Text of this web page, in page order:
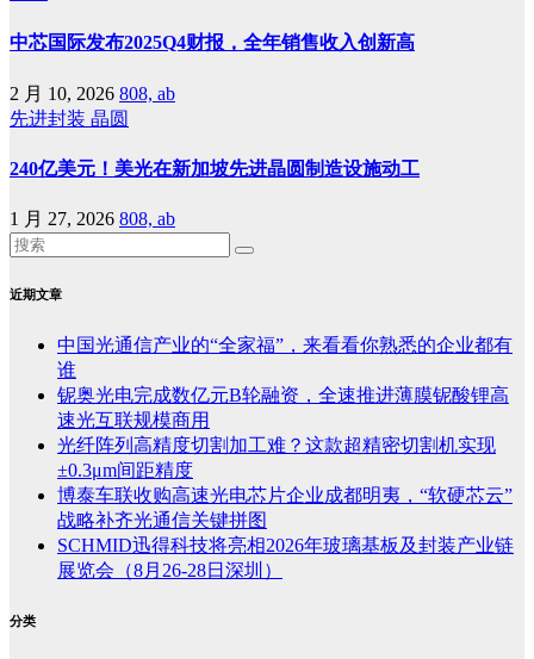
中芯国际发布2025Q4财报，全年销售收入创新高
2 月 10, 2026 808, ab
先进封装 晶圆
240亿美元！美光在新加坡先进晶圆制造设施动工
1 月 27, 2026 808, ab
近期文章
中国光通信产业的“全家福”，来看看你熟悉的企业都有
谁
铌奥光电完成数亿元B轮融资，全速推进薄膜铌酸锂高
速光互联规模商用
光纤阵列高精度切割加工难？这款超精密切割机实现
±0.3μm间距精度
博泰车联收购高速光电芯片企业成都明夷，“软硬芯云”
战略补齐光通信关键拼图
SCHMID迅得科技将亮相2026年玻璃基板及封装产业链
展览会（8月26-28日深圳）
分类